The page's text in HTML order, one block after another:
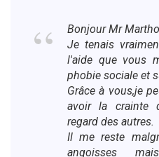
Bonjour Mr
Je tenais
l'aide que vous
phobie sociale et
Grâce à vous,je
avoir la crainte
regard des autres.
Il me reste
angoisses